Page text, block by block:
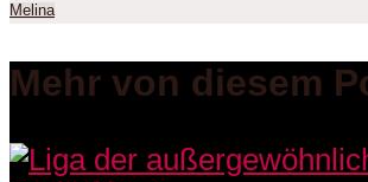
Melina
Mehr von diesem